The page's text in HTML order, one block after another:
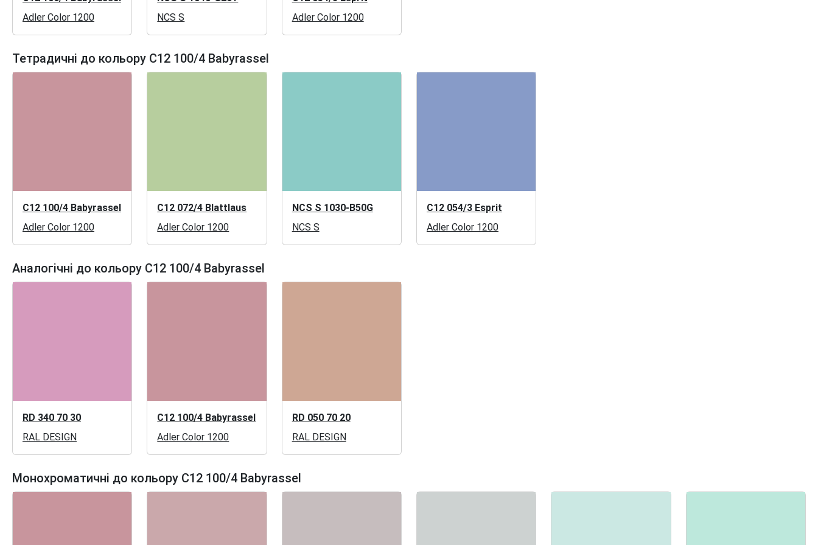
Adler Color 1200
NCS S
Adler Color 1200
Тетрадичні до кольору C12 100/4 Babyrassel
C12 100/4 Babyrassel
Adler Color 1200
C12 072/4 Blattlaus
Adler Color 1200
NCS S 1030-B50G
NCS S
C12 054/3 Esprit
Adler Color 1200
Аналогічні до кольору C12 100/4 Babyrassel
RD 340 70 30
RAL DESIGN
C12 100/4 Babyrassel
Adler Color 1200
RD 050 70 20
RAL DESIGN
Монохроматичні до кольору C12 100/4 Babyrassel